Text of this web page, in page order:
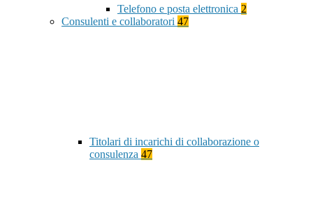
Telefono e posta elettronica 2
Consulenti e collaboratori 47
Titolari di incarichi di collaborazione o
consulenza 47